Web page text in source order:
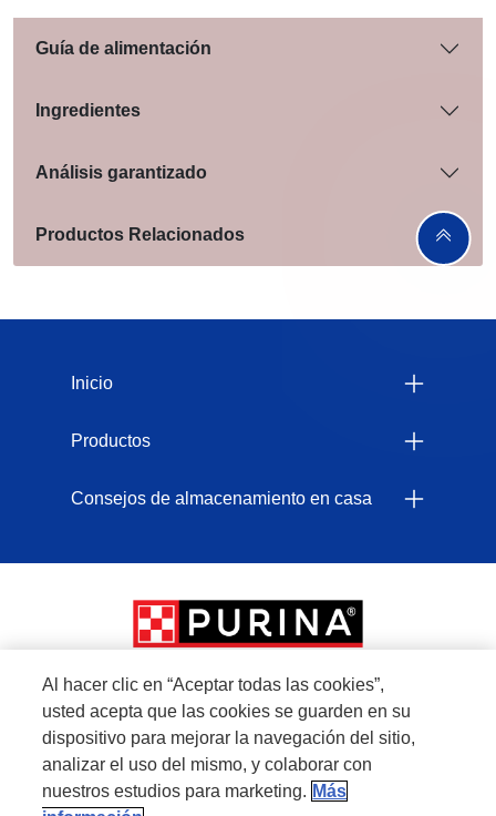
Guía de alimentación
Ingredientes
Análisis garantizado
Productos Relacionados
Inicio
Productos
Consejos de almacenamiento en casa
Menu Footer Secundario Felix
All Nestlé Purina trademarks owned by Société des Produits Nestlé S.A., Vevey,
Al hacer clic en “Aceptar todas las cookies”,
usted acepta que las cookies se guarden en su
dispositivo para mejorar la navegación del sitio,
analizar el uso del mismo, y colaborar con
nuestros estudios para marketing. Más